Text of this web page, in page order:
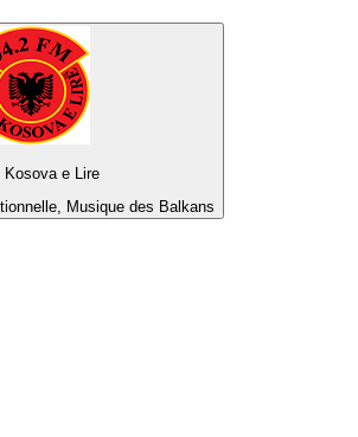
Kosova e Lire
Musique des Balkans